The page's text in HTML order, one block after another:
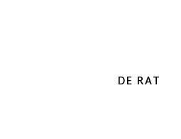
DE RAT